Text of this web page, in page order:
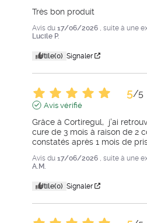
Très bon produit
Avis du 17/06/2026
, suite à une
Lucile P.
Utile(0) Signaler
5/5
Avis vérifié
Grâce à Cortiregul,  j'ai
cure de 3 mois à raison de 2
constatés après 1 mois de
Avis du 17/06/2026
, suite à une
A.M.
Utile(0) Signaler